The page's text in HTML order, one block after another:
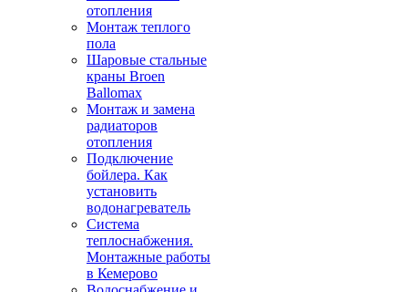
отопления
Монтаж теплого
пола
Шаровые стальные
краны Broen
Ballomax
Монтаж и замена
радиаторов
отопления
Подключение
бойлера. Как
установить
водонагреватель
Система
теплоснабжения.
Монтажные работы
в Кемерово